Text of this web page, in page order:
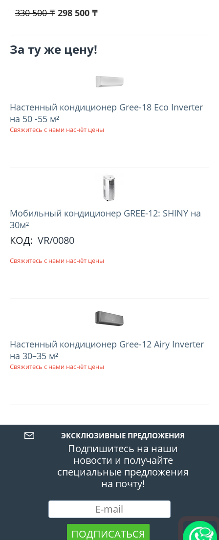
330 500 ₸ 298 500 ₸
За ту же цену!
Настенный кондиционер Gree-18 Eco Inverter
на 50 -55 м²
Свяжитесь с нами насчёт цены
Мобильный кондиционер GREE-12: SHINY на
30м²
КОД: VR/0080
Свяжитесь с нами насчёт цены
Настенный кондиционер Gree-12 Airy Inverter
на 30–35 м²
Свяжитесь с нами насчёт цены
ЭКСКЛЮЗИВНЫЕ ПРЕДЛОЖЕНИЯ
Подпишитесь на наши
новости и получайте
специальные предложения
на почту!
ПОДПИСАТЬСЯ